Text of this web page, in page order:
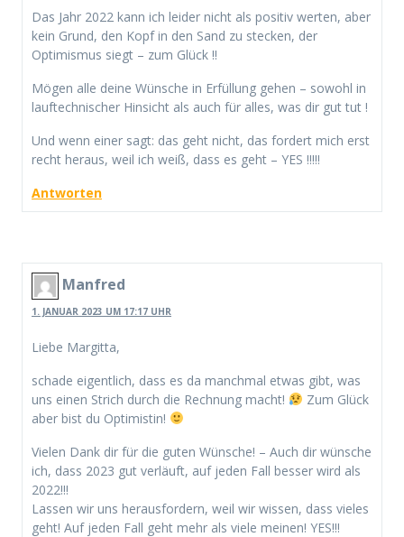
Das Jahr 2022 kann ich leider nicht als positiv werten, aber
kein Grund, den Kopf in den Sand zu stecken, der
Optimismus siegt – zum Glück !!
Mögen alle deine Wünsche in Erfüllung gehen – sowohl in
lauftechnischer Hinsicht als auch für alles, was dir gut tut !
Und wenn einer sagt: das geht nicht, das fordert mich erst
recht heraus, weil ich weiß, dass es geht – YES !!!!!
Antworten
Manfred
1. JANUAR 2023 UM 17:17 UHR
Liebe Margitta,
schade eigentlich, dass es da manchmal etwas gibt, was
uns einen Strich durch die Rechnung macht!
Zum Glück
aber bist du Optimistin!
Vielen Dank dir für die guten Wünsche! – Auch dir wünsche
ich, dass 2023 gut verläuft, auf jeden Fall besser wird als
2022!!!
Lassen wir uns herausfordern, weil wir wissen, dass vieles
geht! Auf jeden Fall geht mehr als viele meinen! YES!!!